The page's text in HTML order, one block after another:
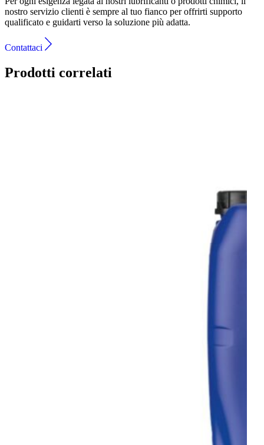
nostro servizio clienti è sempre al tuo fianco per offrirti supporto
qualificato e guidarti verso la soluzione più adatta.
Contattaci
Prodotti correlati